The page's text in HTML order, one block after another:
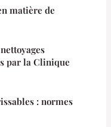
matière de
par la Clinique
: normes